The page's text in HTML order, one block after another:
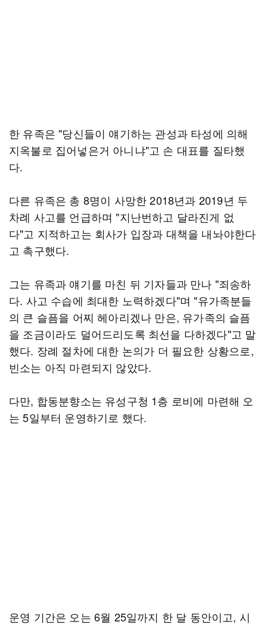
한 유족은 "당신들이 얘기하는 관성과 타성에 의해
지옥불로 집어넣은거 아니냐"고 손 대표를 질타했
다.
다른 유족은 총 8명이 사망한 2018년과 2019년 두
차례 사고를 언급하며 "지난번하고 달라진게 없
다"고 지적하고는 회사가 입장과 대책을 내놔야한다
고 촉구했다.
그는 유족과 얘기를 마친 뒤 기자들과 만나 "죄송하
다. 사고 수습에 최대한 노력하겠다"며 "유가족분들
의 큰 슬픔을 어찌 헤아리겠나 만은, 유가족의 슬픔
을 조금이라도 덜어드리도록 최선을 다하겠다"고 말
했다. 장례 절차에 대한 논의가 더 필요한 상황으로,
빈소는 아직 마련되지 않았다.
다만, 합동분향소는 유성구청 1층 로비에 마련해 오
는 5일부터 운영하기로 했다.
운영 기간은 오는 6월 25일까지 한 달 동안이고, 시